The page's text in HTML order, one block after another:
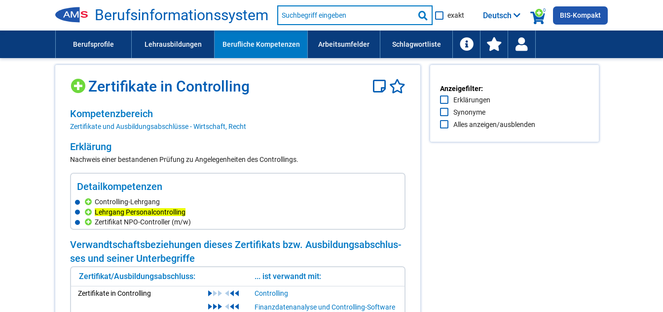
Be­rufs­in­for­ma­ti­ons­sys­tem
Suche
nach
Lehrausbildung,
usw.
Suche
starten
exakt
0
Deutsch BIS-Kompakt
Zer­ti­fi­ka­te in Con­trol­ling
Kom­pe­tenz­be­reich
Zertifikate und Ausbildungsabschlüsse - Wirtschaft, Recht
Er­klä­rung
Nachweis einer bestandenen Prüfung zu Angelegenheiten des Controllings.
De­tail­kom­pe­ten­zen
Controlling-Lehrgang
Lehrgang Personalcontrolling
Zertifikat NPO-Controller (m/w)
Ver­wandt­schafts­be­zie­hun­gen die­ses Zer­ti­fi­kats bzw. Aus­bil­dungs­ab­schlus­
ses und sei­ner Un­ter­be­grif­fe
Zertifikat/Ausbildungsabschluss: ... ist verwandt mit:
Zer­ti­fi­ka­te in Con­trol­ling
Controlling
Finanzdatenanalyse und Controlling-Software
Anzeigefilter:
Erklärungen
Synonyme
Alles anzeigen/ausblenden